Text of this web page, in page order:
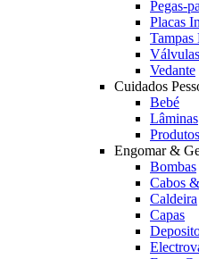
Pegas-
Placas
Tampas
Válvulas
Vedante
Cuidados
Bebé
Lâminas
Produtos
Engomar &
Bombas
Cabos
Caldeira
Capas